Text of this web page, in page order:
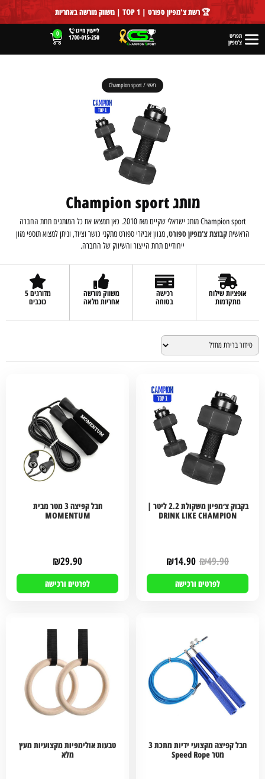
לתוכן 🏆 רשת צ'מפיון ספורט | TOP 1 | משווק מורשה באחריות
תפריט
צ'מפיון
0
ראשי/
Champion sport
מותג Champion sport
Champion sport מותג ישראלי שקיים מאז 2010. כאן תמצאו את כל המותגים תחת החברה
הראשיתקבוצת צ'מפיון ספורט, מגוון אביזרי ספורט מתקני כושר וציוד, וניתן למצוא תוספי מזון
ייחודיים תחת הייצור והשיווק של החברה.
אופציות שילוח
מתקדמות
רכישה
בטוחה
משווק מורשה
אחריות מלאה
מדורגים 5
כוכבים
בקבוק צ׳מפיון משקולת 2.2 ליטר |
DRINK LIKE CHAMPION
₪49.90
₪14.90
לפרטים ורכישה
חבל קפיצה 3 מטר מבית
MOMENTUM
₪29.90
לפרטים ורכישה
חבל קפיצה מקצועי ידיות מתכת 3
מטר Speed Rope
טבעות אולימפיות מקצועיות מעץ
מלא